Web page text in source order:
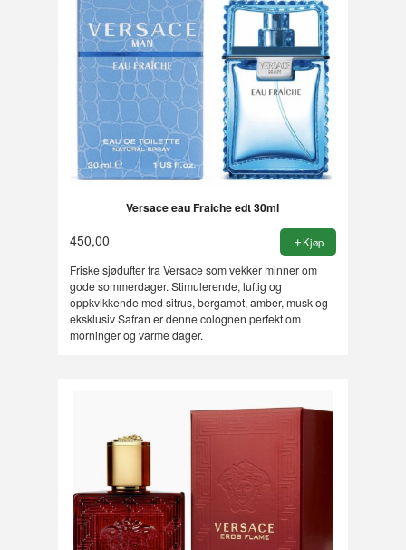
Versace eau Fraiche edt 30ml
450,00 Kjøp
Friske sjødufter fra Versace som vekker minner om
gode sommerdager. Stimulerende, luftig og
oppkvikkende med sitrus, bergamot, amber, musk og
eksklusiv Safran er denne colognen perfekt om
morninger og varme dager.